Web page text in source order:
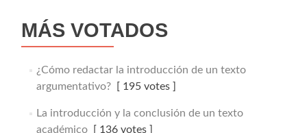
MÁS VOTADOS
¿Cómo redactar la introducción de un texto
argumentativo?[ 195 votes ]
La introducción y la conclusión de un texto
académico[ 136 votes ]